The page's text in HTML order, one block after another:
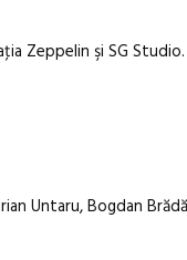
Zeppelin şi SG Studio.
Untaru, Bogdan